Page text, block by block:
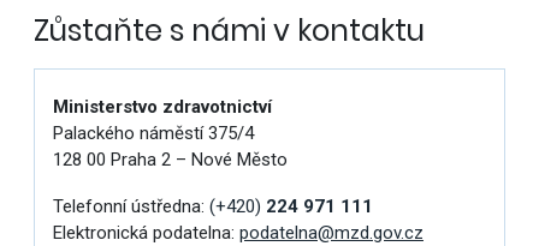
Zůstaňte s námi v kontaktu
Ministerstvo zdravotnictví
Palackého náměstí 375/4
128 00 Praha 2 – Nové Město
Telefonní ústředna: (+420) 224 971 111
Elektronická podatelna: podatelna@mzd.gov.cz